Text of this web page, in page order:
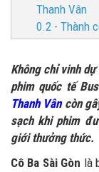
Thanh Vân
0.2 - Thành
Không chỉ vinh
phim quốc tế
Thanh Vâncòn
sạch khi phim
giới thưởng thức.
Cô Ba Sài Gòn là